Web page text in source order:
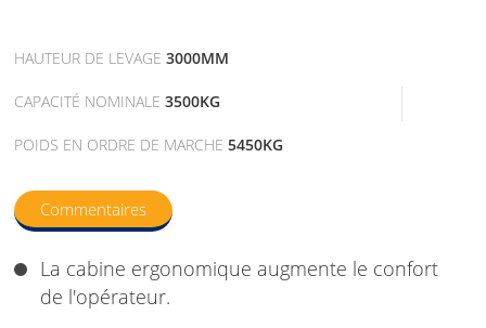
HAUTEUR DE LEVAGE3000MM
CAPACITÉ NOMINALE3500KG
POIDS EN ORDRE DE MARCHE5450KG
Commentaires
La cabine ergonomique augmente le confort
de l'opérateur.